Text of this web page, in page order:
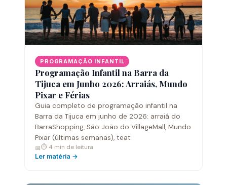
PROGRAMAÇÃO INFANTIL
Programação Infantil na Barra da
Tijuca em Junho 2026: Arraiás, Mundo
Pixar e Férias
Guia completo de programação infantil na
Barra da Tijuca em junho de 2026: arraiá do
BarraShopping, São João do VillageMall, Mundo
Pixar (últimas semanas), teat
📅⏱ 4 min de leitura
Ler matéria →